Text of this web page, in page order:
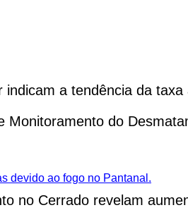
a tendência da
Monitoramento do
devido ao fogo no Pantanal.
no Cerrado revelam